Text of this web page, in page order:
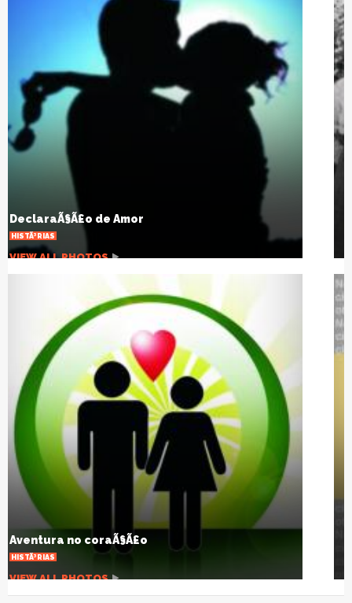
HÃ¡ um sÃ©culo a gripe espanhola mudou o
ARTIGOS
VIEW ALL PHOTOS
A pandemia que desnuda um planeta
agonizante
ARTIGOS
VIEW ALL PHOTOS